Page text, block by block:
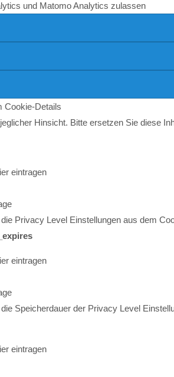
und Matomo Analytics zulassen
Cookie-Details
Hinsicht. Bitte ersetzen Sie diese
eintragen
Privacy Level Einstellungen aus dem
eintragen
Speicherdauer der Privacy Level
eintragen